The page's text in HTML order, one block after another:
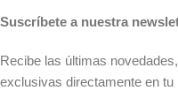
Suscríbete a nuestra
Recibe las últimas
exclusivas directamente en tu